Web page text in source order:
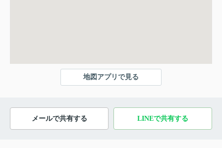
地図アプリで見る
メールで共有する LINEで共有する